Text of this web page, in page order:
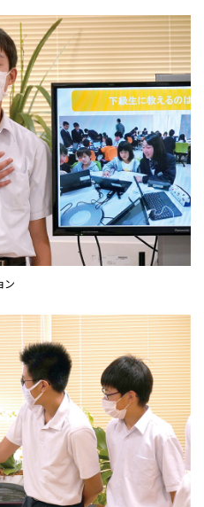
ン